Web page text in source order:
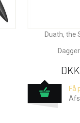
Duath, the
DKK
Få